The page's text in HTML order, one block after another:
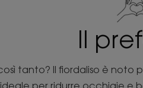
Il
tanto? Il fiordaliso è
per ridurre occhiaie e